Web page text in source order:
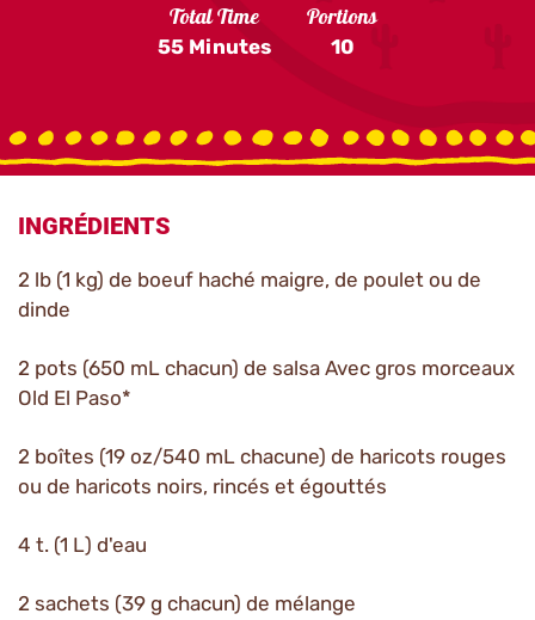
Total Time
55 Minutes
Portions
10
INGRÉDIENTS
2 lb (1 kg) de boeuf haché maigre, de poulet ou de
dinde
2 pots (650 mL chacun) de salsa Avec gros morceaux
Old El Paso*
2 boîtes (19 oz/540 mL chacune) de haricots rouges
ou de haricots noirs, rincés et égouttés
4 t. (1 L) d'eau
2 sachets (39 g chacun) de mélange